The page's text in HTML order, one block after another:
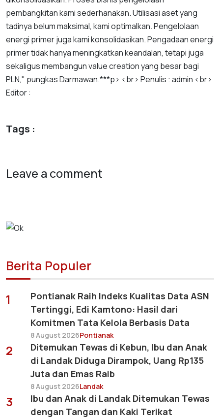
pembangkitankamisederhanakan.Utilisasiasetyang
tadinya belummaksimal, kamioptimalkan.Pengelolaan
energi primerjugakamikonsolidasikan.Pengadaanenergi
primertidakhanyameningkatkankeandalan, tetapi juga
sekaligusmembangunvaluecreationyang besarbagi
PLN," pungkasDarmawan.***p> <br> Penulis : admin <br>
Editor:
Tags :
Leave a comment
Berita Populer
1
Pontianak Raih Indeks Kualitas Data ASN
Tertinggi, Edi Kamtono: Hasil dari
Komitmen Tata Kelola Berbasis Data
8 August 2026Pontianak
2
Ditemukan Tewas di Kebun, Ibu dan Anak
di Landak Diduga Dirampok, Uang Rp135
Juta dan Emas Raib
8 August 2026Landak
3
Ibu dan Anak di Landak Ditemukan Tewas
dengan Tangan dan Kaki Terikat